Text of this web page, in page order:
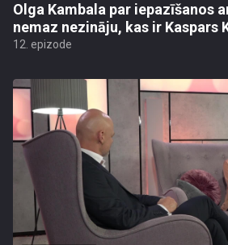
Olga Kambala par iepazīšanos
nemaz nezināju, kas ir Kaspars
12. epizode